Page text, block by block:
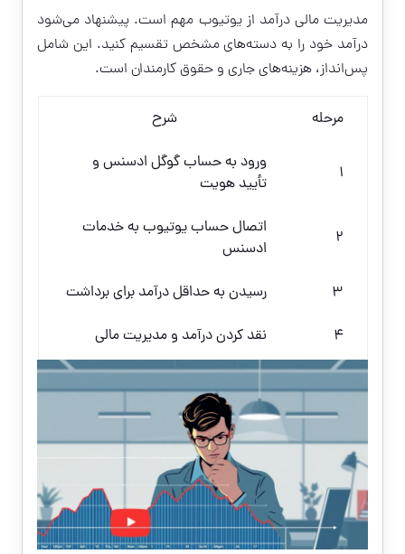
مدیریت مالی درآمد از یوتیوب مهم است. پیشنهاد می‌شود
درآمد خود را به دسته‌های مشخص تقسیم کنید. این شامل
پس‌انداز، هزینه‌های جاری و حقوق کارمندان است.
مرحله شرح
۱
ورود به حساب گوگل ادسنس و
تأیید هویت
۲
اتصال حساب یوتیوب به خدمات
ادسنس
۳
رسیدن به حداقل درآمد برای برداشت
۴
نقد کردن درآمد و مدیریت مالی